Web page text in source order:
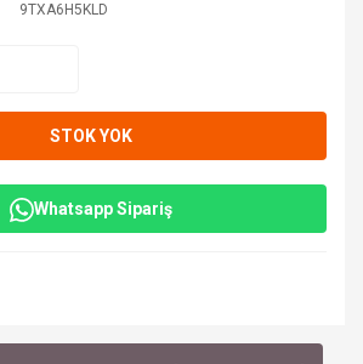
9TXA6H5KLD
STOK YOK
Whatsapp Sipariş